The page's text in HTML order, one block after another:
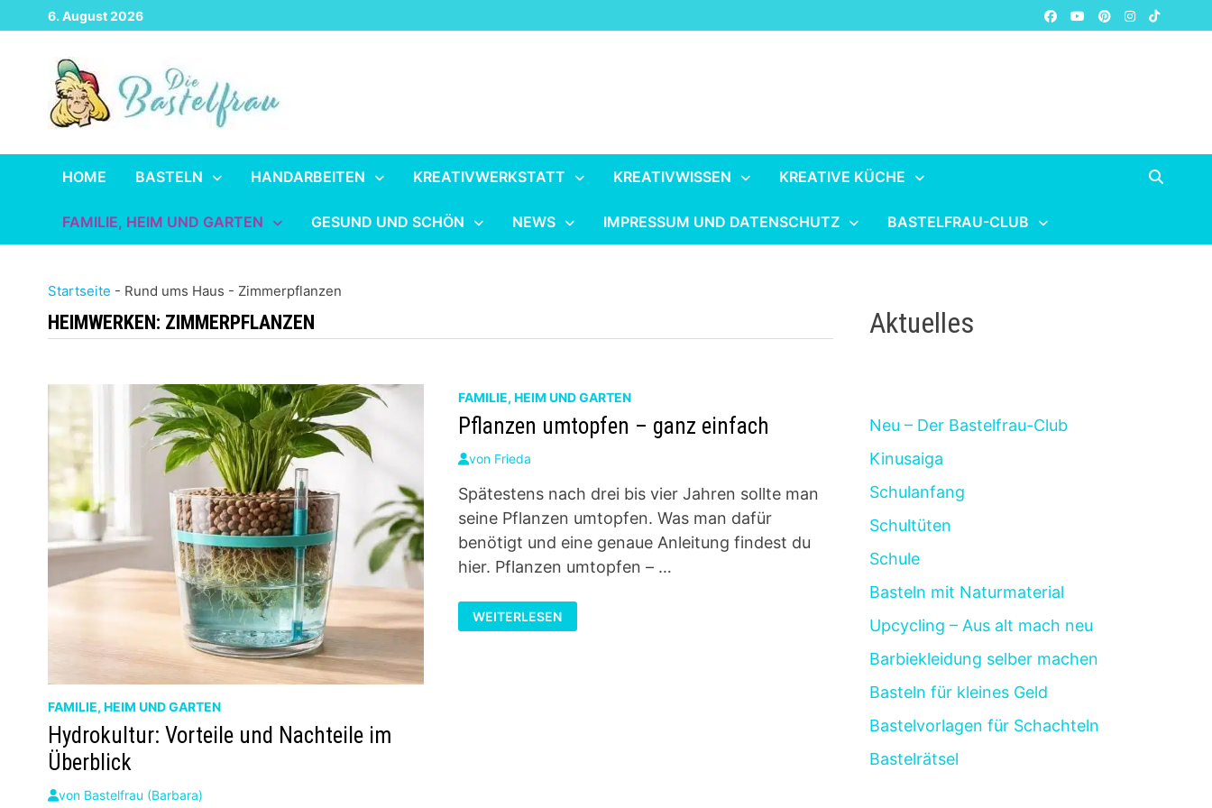
Zurück
zum
6. August 2026
HOME BASTELN HANDARBEITEN KREATIVWERKSTATT KREATIVWISSEN KREATIVE KÜCHE
FAMILIE, HEIM UND GARTEN GESUND UND SCHÖN NEWS IMPRESSUM UND DATENSCHUTZ BASTELFRAU-CLUB
Startseite - Rund ums Haus - Zimmerpflanzen
HEIMWERKEN: ZIMMERPFLANZEN
FAMILIE, HEIM UND GARTEN
Hydrokultur: Vorteile und Nachteile im
Überblick
von Bastelfrau (Barbara)
FAMILIE, HEIM UND GARTEN
Pflanzen umtopfen – ganz einfach
von Frieda
Spätestens nach drei bis vier Jahren sollte man
seine Pflanzen umtopfen. Was man dafür
benötigt und eine genaue Anleitung findest du
hier. Pflanzen umtopfen – …
PFLANZEN
UMTOPFEN
–
WEITERLESEN
Aktuelles
Neu – Der Bastelfrau-Club
Kinusaiga
Schulanfang
Schultüten
Schule
Basteln mit Naturmaterial
Upcycling – Aus alt mach neu
Barbiekleidung selber machen
Basteln für kleines Geld
Bastelvorlagen für Schachteln
Bastelrätsel